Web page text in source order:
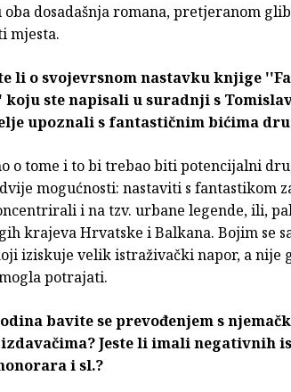
dosadašnja romana, pretjeranom
mjesta.
li o svojevrsnom nastavku knjige
ste napisali u suradnji s
upoznali s fantastičnim bićima
o tome i to bi trebao biti potencijalni
mogućnosti: nastaviti s fantastikom
i na tzv. urbane legende, ili,
krajeva Hrvatske i Balkana. Bojim se
iziskuje velik istraživački napor, a nije
potrajati.
bavite se prevođenjem s
Jeste li imali negativnih
i sl.?